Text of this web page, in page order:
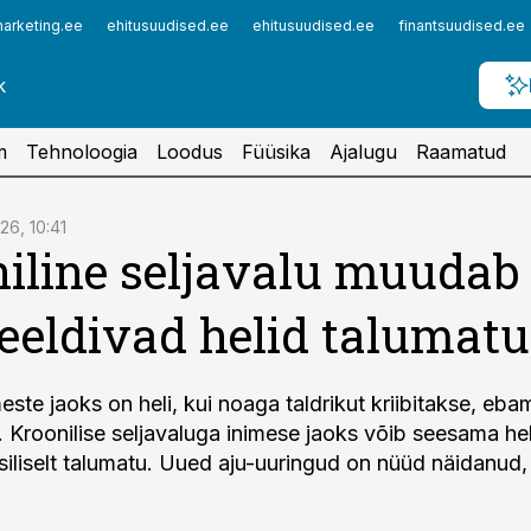
ehitusuudised.ee ehitusuudised.ee finantsuudised.ee
Tehnoloogia Loodus Füüsika Ajalugu Raamatud
10:41
seljavalu muudab
helid
jaoks on heli, kui noaga taldrikut kriibitakse,
Kroonilise seljavaluga inimese jaoks võib seesama
talumatu. Uued aju-uuringud on nüüd